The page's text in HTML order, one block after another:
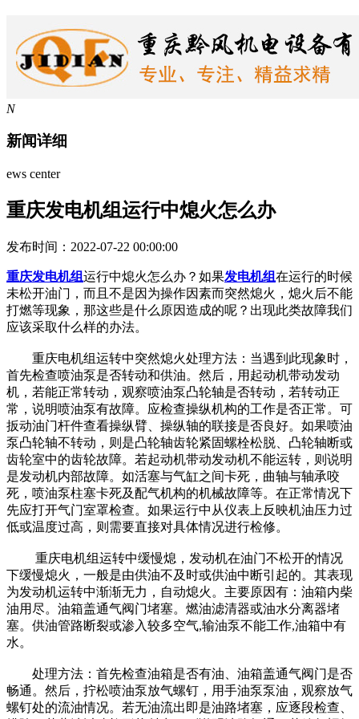
N
新闻详细
ews center
重庆发电机组运行中熄火怎么办
发布时间：2022-07-22 00:00:00
重庆发电机组运行中熄火怎么办？如果发电机组在运行的时候
未松开油门，而且不是因为操作因素而突然熄火，熄火后不能
打燃等现象，那这些是什么原因造成的呢？出现此类故障我们
应该采取什么样的办法。
重庆电机组运转中突然熄火处理方法：当遇到此现象时，
首先检查喷油泵是否转动和供油。然后，用起动机带动发动
机，若能正常转动，观察喷油泵凸轮轴是否转动，若转动正
常，说明喷油泵有故障。应检查操纵机构的工作是否正常。可
扳动油门杆件查看操纵臂、操纵轴的联接是否良好。如果喷油
泵凸轮轴不转动，则是凸轮轴齿轮紧固螺栓松脱、凸轮轴断或
齿轮室中的齿轮故障。若起动机带动发动机不能运转，则说明
是发动机内部故障。如活塞与气缸之间卡死，曲轴与轴承咬
死，喷油泵柱塞卡死及配气机构的机械故障等。在正常情况下
先应打开气门室罩检查。如果运行中从仪表上反映机油压力过
低或温度过高，则需要直接对具体情况进行检修。
重庆电机组运转中缓慢熄，发动机在油门不松开的情况
下缓慢熄火，一般是由供油不及时或供油中断引起的。其表现
为发动机运转中渐渐无力，自动熄火。主要原因有：油箱内柴
油用尽。油箱盖通气阀门堵塞。燃油滤清器或油水分离器堵
塞。供油管路断裂或渗入较多空气,输油泵不能工作,油箱中有
水。
处理方法：首先检查油箱是否有油、油箱盖通气阀门是否
畅通。然后，拧松喷油泵放气螺钉，用手油泵泵油，观察放气
螺钉处的流油情况。若无油流出即是油路堵塞，应逐段检查、